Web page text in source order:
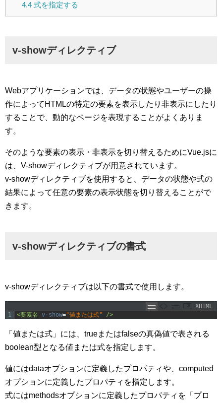
4.4式を指定する
v-showディレクティブ
Webアプリケーションでは、データの状態やユーザーの操
作によってHTMLの特定の要素を表示したり非表示にしたり
することで、動的なページを表現することがよくありま
す。
そのような要素の表示・非表示を切り替えるためにVue.jsに
は、V-showディレクティブが用意されています。
v-showディレクティブを使用すると、データの状態や式の
結果によって任意の要素の表示状態を切り替えることがで
きます。
v-showディレクティブの書式
v-showディレクティブは以下の書式で使用します。
XHTML
1
<要素名 v-show="値または式" />
「値または式」には、trueまたはfalseの真偽値で表される
boolean型となる値または式を指定します。
値にはdataオプションに定義したプロパティや、computed
オプションに定義したプロパティを指定します。
式にはmethodsオプションに定義したプロパティを「プロ